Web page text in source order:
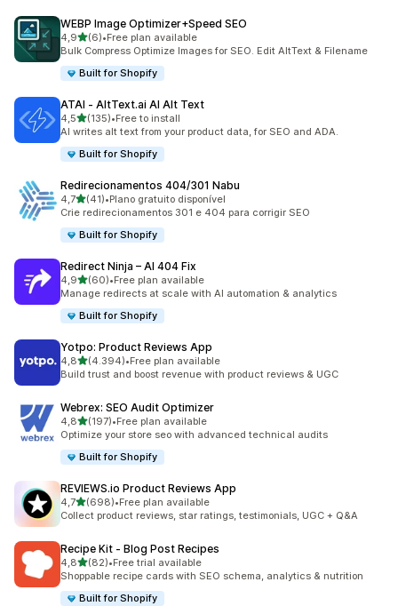
WEBP Image Optimizer+Speed SEO
4,9de 5 estrelas
(6)
6 total de avaliações
•Free plan available
Bulk Compress Optimize Images for SEO. Edit AltText & Filename
Built for Shopify
ATAI ‑ AltText.ai AI Alt Text
4,5de 5 estrelas
(135)
135 total de avaliações
•Free to install
AI writes alt text from your product data, for SEO and ADA.
Built for Shopify
Redirecionamentos 404/301 Nabu
4,7de 5 estrelas
(41)
41 total de avaliações
•Plano gratuito disponível
Crie redirecionamentos 301 e 404 para corrigir SEO
Built for Shopify
Redirect Ninja – AI 404 Fix
4,9de 5 estrelas
(60)
60 total de avaliações
•Free plan available
Manage redirects at scale with AI automation & analytics
Built for Shopify
Yotpo: Product Reviews App
4,8de 5 estrelas
(4.394)
4394 total de avaliações
•Free plan available
Build trust and boost revenue with product reviews & UGC
Webrex: SEO Audit Optimizer
4,8de 5 estrelas
(197)
197 total de avaliações
•Free plan available
Optimize your store seo with advanced technical audits
Built for Shopify
REVIEWS.io Product Reviews App
4,7de 5 estrelas
(698)
698 total de avaliações
•Free plan available
Collect product reviews, star ratings, testimonials, UGC + Q&A
Recipe Kit ‑ Blog Post Recipes
4,8de 5 estrelas
(82)
82 total de avaliações
•Free trial available
Shoppable recipe cards with SEO schema, analytics & nutrition
Built for Shopify